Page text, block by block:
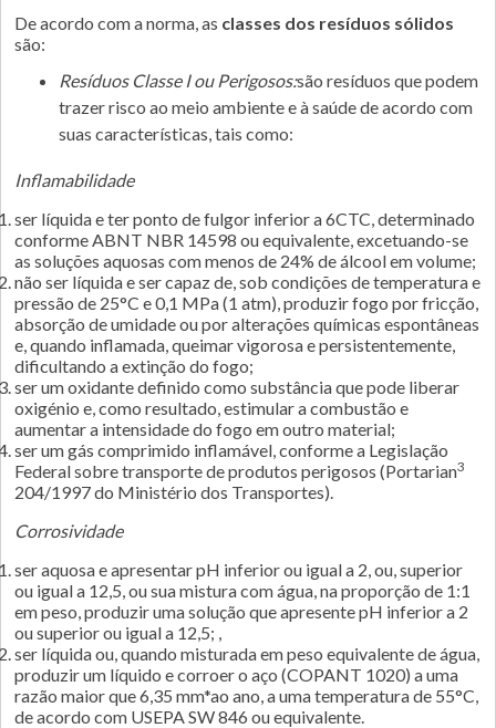
De acordo com a norma, as classes dos resíduos sólidos
são:
Resíduos Classe Iou Perigosos:são resíduos que podem
trazer risco ao meio ambiente e à saúde de acordo com
suas características, tais como:
Inflamabilidade
ser líquida e ter ponto de fulgor inferior a 6CTC, determinado
conforme ABNT NBR 14598 ou equivalente, excetuando-se
as soluções aquosas com menos de 24% de álcool em volume;
não ser líquida e ser capaz de, sob condições de temperatura e
pressão de 25°C e 0,1 MPa (1 atm), produzir fogo por fricção,
absorção de umidade ou por alterações químicas espontâneas
e, quando inflamada, queimar vigorosa e persistentemente,
dificultando a extinção do fogo;
ser um oxidante definido como substância que pode liberar
oxigénio e, como resultado, estimular a combustão e
aumentar a intensidade do fogo em outro material;
ser um gás comprimido inflamável, conforme a Legislação
Federal sobre transporte de produtos perigosos (Portarian3
204/1997 do Ministério dos Transportes).
Corrosividade
ser aquosa e apresentar pH inferior ou igual a 2, ou, superior
ou igual a 12,5, ou sua mistura com água, na proporção de 1:1
em peso, produzir uma solução que apresente pH inferior a 2
ou superior ou igual a 12,5; ,
ser líquida ou, quando misturada em peso equivalente de água,
produzir um líquido e corroer o aço (COPANT 1020) a uma
razão maior que 6,35 mm*ao ano, a uma temperatura de 55°C,
de acordo com USEPA SW 846 ou equivalente.